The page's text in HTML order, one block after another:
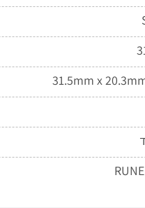
31.5mm x